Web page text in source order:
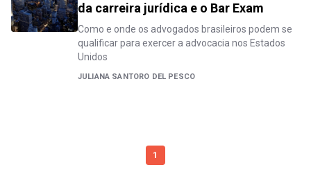
da carreira jurídica e o Bar Exam
Como e onde os advogados brasileiros podem se
qualificar para exercer a advocacia nos Estados
Unidos
JULIANA SANTORO DEL PESCO
1